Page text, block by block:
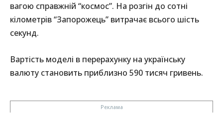
вагою справжній “космос”. На розгін до сотні
кілометрів “Запорожець” витрачає всього шість
секунд.
Вартість моделі в перерахунку на українську
валюту становить приблизно 590 тисяч гривень.